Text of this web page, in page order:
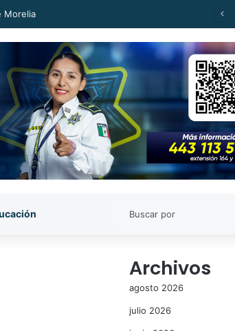
Archivos
agosto 2026
julio 2026